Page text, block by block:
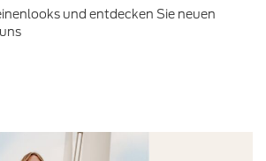
und entdecken Sie neuen